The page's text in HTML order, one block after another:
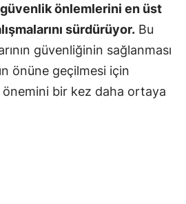
önlemlerini en üst
sürdürüyor. Bu
güvenliğinin sağlanması
önüne geçilmesi için
önemini bir kez daha ortaya